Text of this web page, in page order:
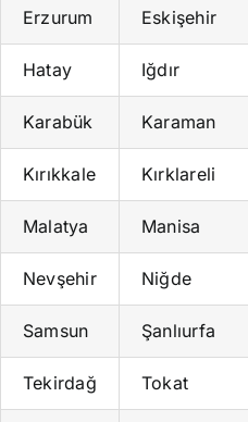
Erzurum Eskişehir
Hatay Iğdır
Karabük Karaman
Kırıkkale Kırklareli
Malatya Manisa
Nevşehir Niğde
Samsun Şanlıurfa
Tekirdağ Tokat